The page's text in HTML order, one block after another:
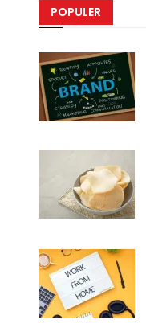
POPULER